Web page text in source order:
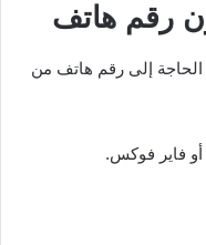
رقم هاتف
إلى رقم هاتف من
فاير فوكس.